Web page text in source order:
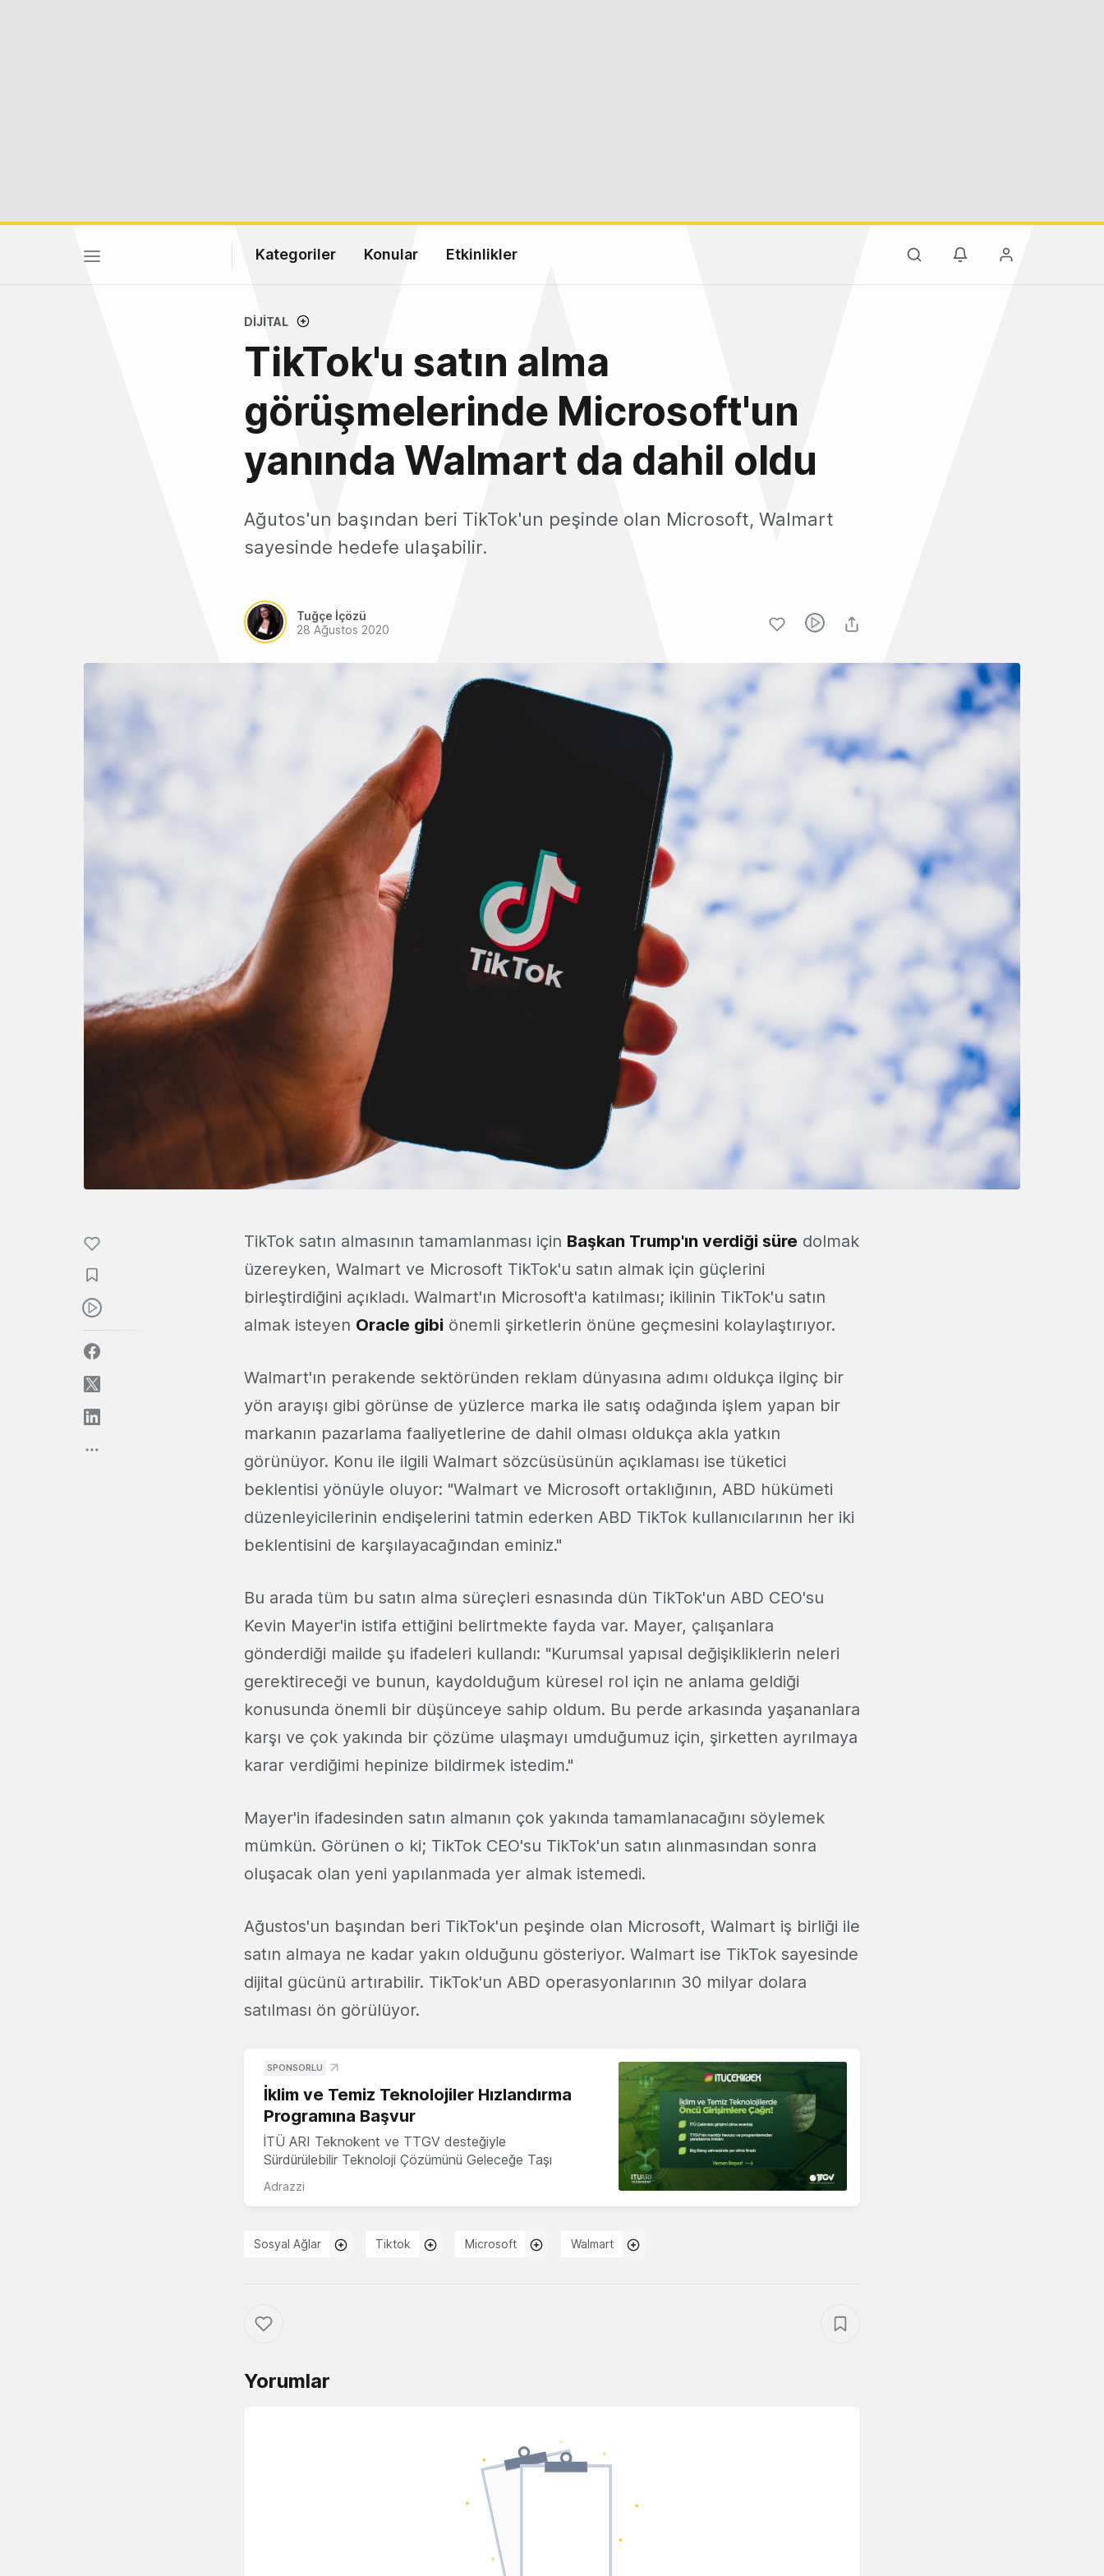
Kategoriler Konular Etkinlikler
DIJITAL
TikTok'u satın alma
görüşmelerinde Microsoft'un
yanında Walmart da dahil oldu
Ağutos'un başından beri TikTok'un peşinde olan Microsoft, Walmart
sayesinde hedefe ulaşabilir.
Tuğçe İçözü
28 Ağustos 2020
TikTok satın almasının tamamlanması için Başkan Trump'ın verdiği süre dolmak
üzereyken, Walmart ve Microsoft TikTok'u satın almak için güçlerini
birleştirdiğini açıkladı. Walmart'ın Microsoft'a katılması; ikilinin TikTok'u satın
almak isteyen Oracle gibi önemli şirketlerin önüne geçmesini kolaylaştırıyor.
Walmart'ın perakende sektöründen reklam dünyasına adımı oldukça ilginç bir
yön arayışı gibi görünse de yüzlerce marka ile satış odağında işlem yapan bir
markanın pazarlama faaliyetlerine de dahil olması oldukça akla yatkın
görünüyor. Konu ile ilgili Walmart sözcüsüsünün açıklaması ise tüketici
beklentisi yönüyle oluyor: "Walmart ve Microsoft ortaklığının, ABD hükümeti
düzenleyicilerinin endişelerini tatmin ederken ABD TikTok kullanıcılarının her iki
beklentisini de karşılayacağından eminiz."
Bu arada tüm bu satın alma süreçleri esnasında dün TikTok'un ABD CEO'su
Kevin Mayer'in istifa ettiğini belirtmekte fayda var. Mayer, çalışanlara
gönderdiği mailde şu ifadeleri kullandı: "Kurumsal yapısal değişikliklerin neleri
gerektireceği ve bunun, kaydolduğum küresel rol için ne anlama geldiği
konusunda önemli bir düşünceye sahip oldum. Bu perde arkasında yaşananlara
karşı ve çok yakında bir çözüme ulaşmayı umduğumuz için, şirketten ayrılmaya
karar verdiğimi hepinize bildirmek istedim."
Mayer'in ifadesinden satın almanın çok yakında tamamlanacağını söylemek
mümkün. Görünen o ki; TikTok CEO'su TikTok'un satın alınmasından sonra
oluşacak olan yeni yapılanmada yer almak istemedi.
Ağustos'un başından beri TikTok'un peşinde olan Microsoft, Walmart iş birliği ile
satın almaya ne kadar yakın olduğunu gösteriyor. Walmart ise TikTok sayesinde
dijital gücünü artırabilir. TikTok'un ABD operasyonlarının 30 milyar dolara
satılması ön görülüyor.
SPONSORLU
İklim ve Temiz Teknolojiler Hızlandırma
Programına Başvur
İTÜ ARI Teknokent ve TTGV desteğiyle
Sürdürülebilir Teknoloji Çözümünü Geleceğe Taşı
Adrazzi
Sosyal Ağlar Tiktok Microsoft Walmart
Yorumlar